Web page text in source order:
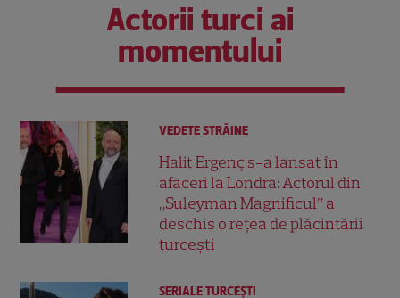
Actorii turci ai
momentului
VEDETE STRĂINE
Halit Ergenç s-a lansat în
afaceri la Londra: Actorul din
„Suleyman Magnificul” a
deschis o rețea de plăcintării
turcești
SERIALE TURCEŞTI